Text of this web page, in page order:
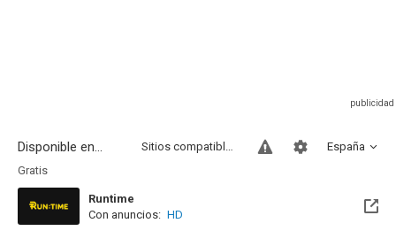
Disponible en... España
Sitios compatibles
Gratis
Runtime
Con anuncios: HD